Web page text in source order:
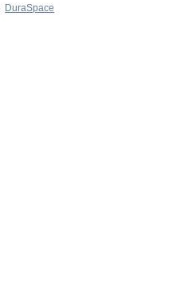
DuraSpace